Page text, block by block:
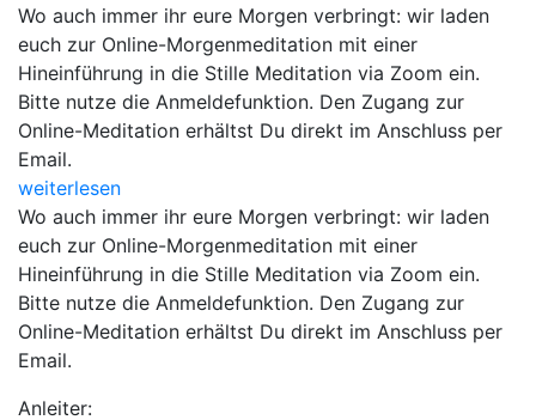
Wo auch immer ihr eure Morgen verbringt: wir laden
euch zur Online-Morgenmeditation mit einer
Hineinführung in die Stille Meditation via Zoom ein.
Bitte nutze die Anmeldefunktion. Den Zugang zur
Online-Meditation erhältst Du direkt im Anschluss per
Email.
weiterlesen
Wo auch immer ihr eure Morgen verbringt: wir laden
euch zur Online-Morgenmeditation mit einer
Hineinführung in die Stille Meditation via Zoom ein.
Bitte nutze die Anmeldefunktion. Den Zugang zur
Online-Meditation erhältst Du direkt im Anschluss per
Email.
Anleiter: